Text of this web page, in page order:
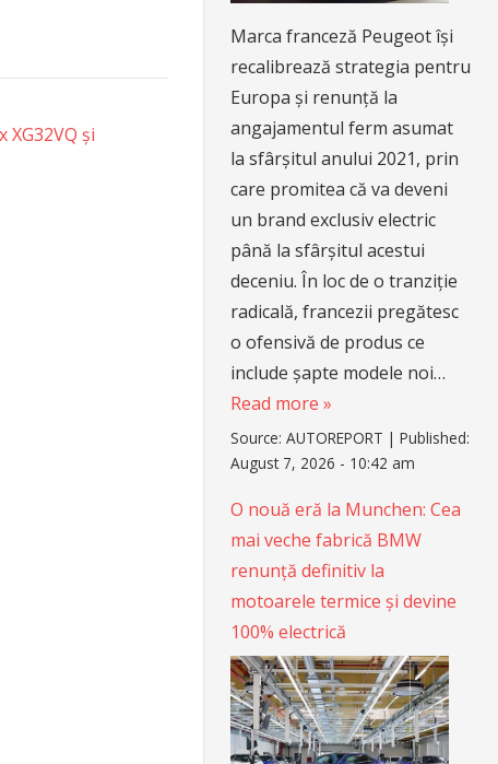
și
Marca franceză Peugeot își
recalibrează strategia pentru
Europa și renunță la
angajamentul ferm asumat
la sfârșitul anului 2021, prin
care promitea că va deveni
un brand exclusiv electric
până la sfârșitul acestui
deceniu. În loc de o tranziție
radicală, francezii pregătesc
o ofensivă de produs ce
include șapte modele noi…
Read more »
Source:AUTOREPORT |Published:
August 7, 2026 - 10:42 am
O nouă eră la Munchen: Cea
mai veche fabrică BMW
renunță definitiv la
motoarele termice și devine
100% electrică